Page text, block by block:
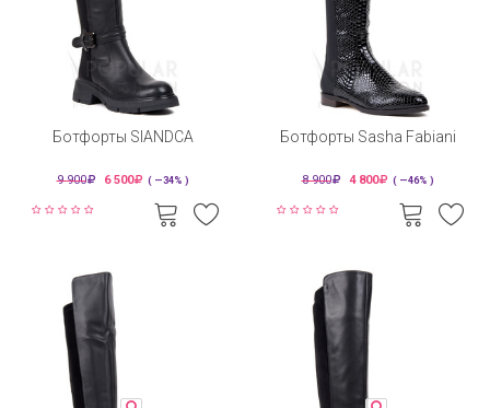
Ботфорты SIANDCA
9 900 6 500 ( —34% )
Ботфорты Sasha Fabiani
8 900 4 800 ( —46% )